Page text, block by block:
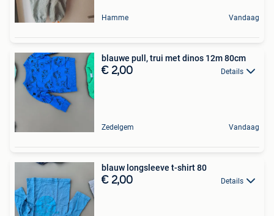
Hamme Vandaag
blauwe pull, trui met dinos 12m 80cm
€ 2,00 Details
Zedelgem Vandaag
blauw longsleeve t-shirt 80
€ 2,00 Details